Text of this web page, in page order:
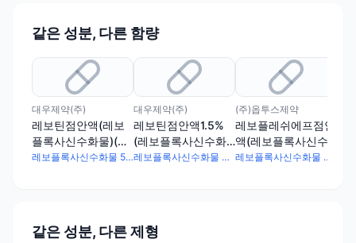
같은 성분, 다른 함량
대우제약(주)
레보틴점안액(레보
플록사신수화물)(수
출용)
레보플록사신수화물 5mg
대우제약(주)
레보틴점안액1.5%
(레보플록사신수화
물)
레보플록사신수화물 30mg
(주)옵투스제약
레보플레쉬에프점안
액(레보플록사신수
화물)
레보플록사신수화물 30mg
같은 성분, 다른 제형